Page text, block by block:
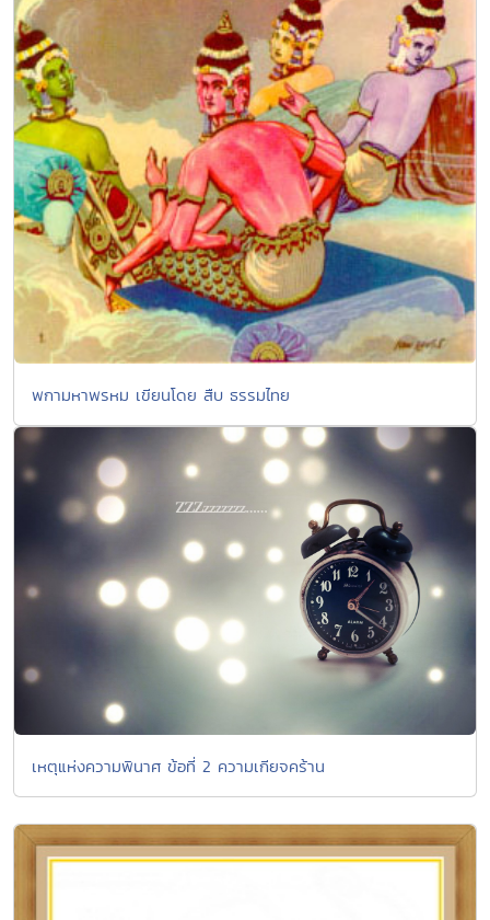
พกามหาพรหม เขียนโดย สืบ ธรรมไทย
เหตุแห่งความพินาศ ข้อที่ 2 ความเกียจคร้าน